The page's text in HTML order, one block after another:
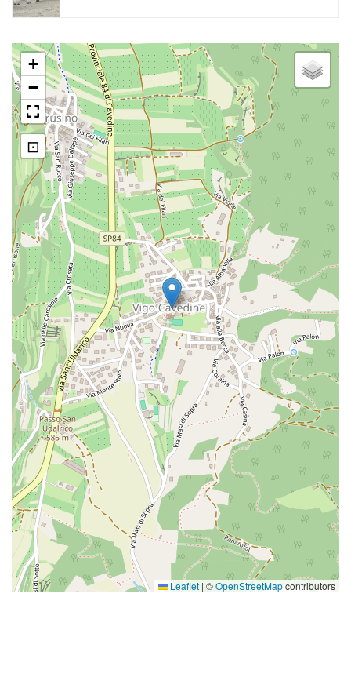
+
−
⊡
Leaflet | ©OpenStreetMapcontributors